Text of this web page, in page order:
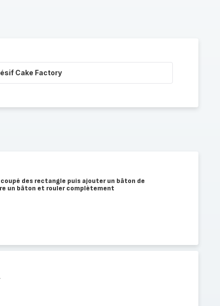
Cake Factory
des rectangle puis ajouter un bâton de
un bâton et rouler complètement